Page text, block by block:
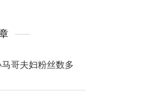
哥夫妇粉丝数多